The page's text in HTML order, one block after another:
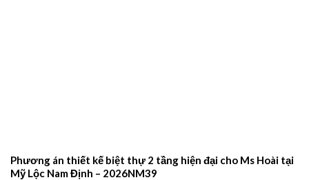
Phương án thiết kế biệt thự 2 tầng hiện đại cho Ms Hoài tại
Mỹ Lộc Nam Định – 2026NM39